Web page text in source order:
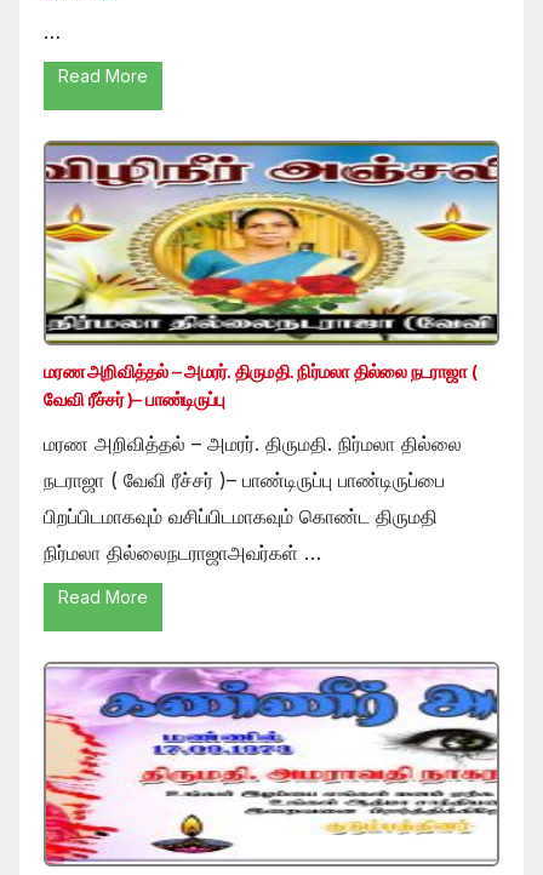
…
Read More
மரண அறிவித்தல் – அமரர். திருமதி. நிர்மலா தில்லை நடராஜா (
வேவி ரீச்சர் )– பாண்டிருப்பு
மரண அறிவித்தல் – அமரர். திருமதி. நிர்மலா தில்லை
நடராஜா ( வேவி ரீச்சர் )– பாண்டிருப்பு பாண்டிருப்பை
பிறப்பிடமாகவும் வசிப்பிடமாகவும் கொண்ட திருமதி
நிர்மலா தில்லைநடராஜாஅவர்கள் …
Read More